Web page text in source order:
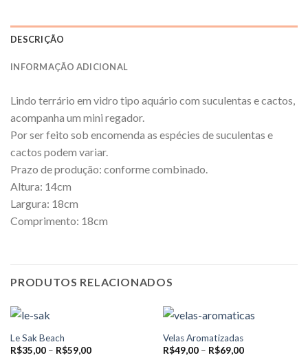
DESCRIÇÃO
INFORMAÇÃO ADICIONAL
Lindo terrário em vidro tipo aquário com suculentas e cactos,
acompanha um mini regador.
Por ser feito sob encomenda as espécies de suculentas e
cactos podem variar.
Prazo de produção: conforme combinado.
Altura: 14cm
Largura: 18cm
Comprimento: 18cm
PRODUTOS RELACIONADOS
Le Sak Beach
R$35,00 – R$59,00Price
Velas Aromatizadas
R$49,00 – R$69,00Price